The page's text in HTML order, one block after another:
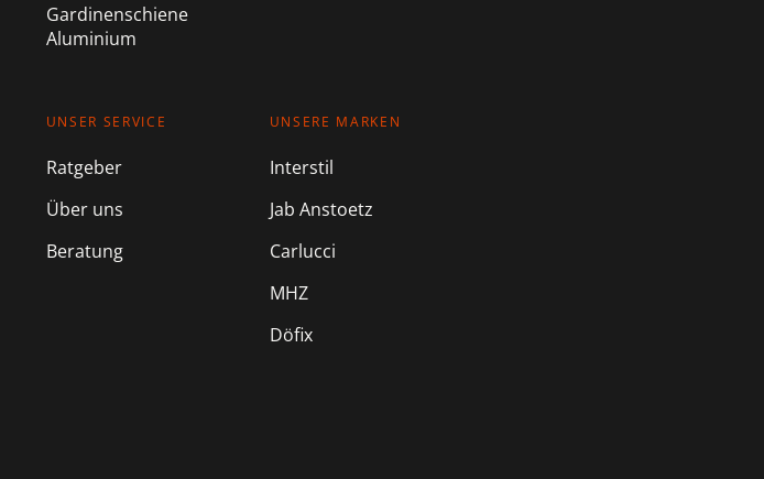
Gardinenschiene
Aluminium
UNSER SERVICE
Ratgeber
Über uns
Beratung
UNSERE MARKEN
Interstil
Jab Anstoetz
Carlucci
MHZ
Döfix